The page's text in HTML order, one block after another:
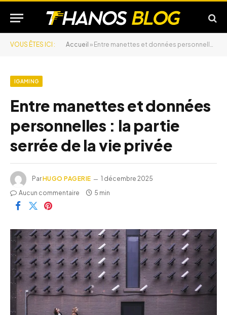
VOUS ÊTES ICI : Accueil » Entre manettes et données personnelles : la partie serrée de la vie privée
IGAMING
Entre manettes et données
personnelles : la partie
serrée de la vie privée
ParHUGO PAGERIE
1 décembre 2025
Aucun commentaire
5 min